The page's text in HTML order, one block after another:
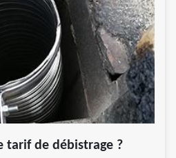
tarif de débistrage ?